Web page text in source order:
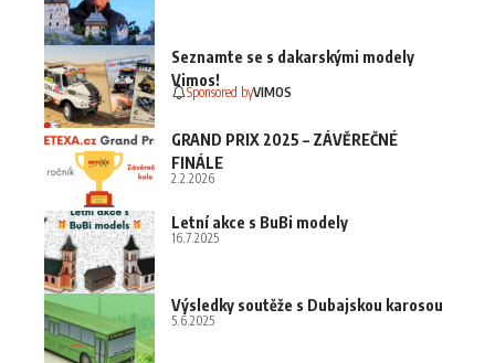
Seznamte se s dakarskými modely
Vimos!
Sponsored byVIMOS
GRAND PRIX 2025 – ZÁVĚREČNÉ
FINÁLE
2.2.2026
Letní akce s BuBi modely
16.7.2025
Výsledky soutěže s Dubajskou karosou
5.6.2025